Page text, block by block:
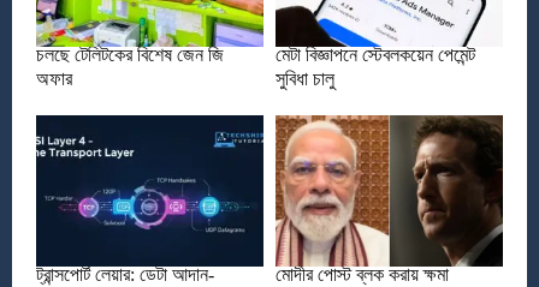
চলছে টেলিটকের বিশেষ জেন জি
অফার
মেটা বিজ্ঞাপনে স্টেবলকয়েন পেমেন্ট
সুবিধা চালু
ট্রান্সপোর্ট লেয়ার: ডেটা আদান-
মোদীর পোস্ট ব্লক করায় ক্ষমা